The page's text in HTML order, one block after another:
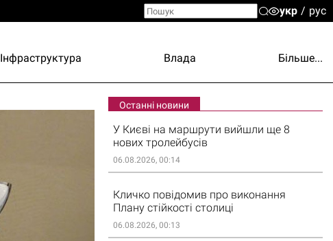
укр рус
Інфраструктура Влада Більше...
Останні новини
У Києві на маршрути вийшли ще 8
нових тролейбусів
06.08.2026, 00:14
Кличко повідомив про виконання
Плану стійкості столиці
06.08.2026, 00:13